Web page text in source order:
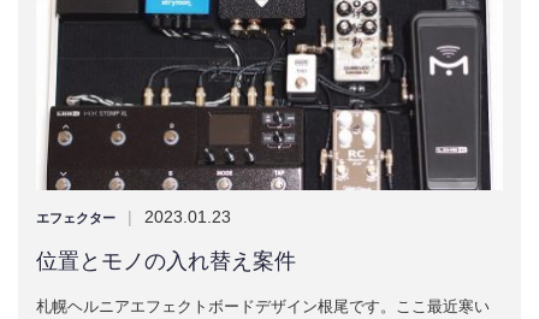
エフェクター | 2023.01.23
位置とモノの入れ替え案件
札幌ヘルニアエフェクトボードデザイン根尾です。ここ最近寒い